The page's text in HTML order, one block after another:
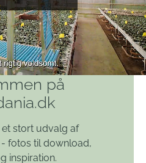
på
stort udvalg af
fotos til download,
inspiration.